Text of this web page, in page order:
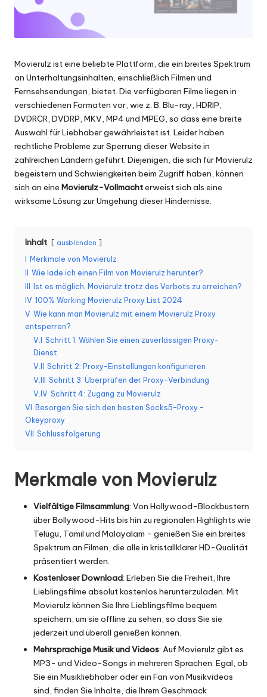
je
d
e
n
B
e
d
a
rf
[
o
st
e
nl
o
e
st
er
si
o
-
Movierulz ist eine beliebte Plattform, die ein breites Spektrum
an Unterhaltungsinhalten, einschließlich Filmen und
Fernsehsendungen, bietet. Die verfügbaren Filme liegen in
verschiedenen Formaten vor, wie z. B. Blu-ray, HDRIP,
DVDRCR, DVDRP, MKV, MP4 und MPEG, so dass eine breite
Auswahl für Liebhaber gewährleistet ist. Leider haben
rechtliche Probleme zur Sperrung dieser Website in
zahlreichen Ländern geführt. Diejenigen, die sich für Movierulz
begeistern und Schwierigkeiten beim Zugriff haben, können
sich an eine Movierulz-Vollmachterweist sich als eine
wirksame Lösung zur Umgehung dieser Hindernisse.
Inhalt ausblenden
Merkmale von Movierulz
Wie lade ich einen Film von Movierulz herunter?
Ist es möglich, Movierulz trotz des Verbots zu erreichen?
IV 100% Working Movierulz Proxy List 2024
V Wie kann man Movierulz mit einem Movierulz Proxy
entsperren?
V.I Schritt 1: Wählen Sie einen zuverlässigen Proxy-
Dienst
V.II
Schritt 2: Proxy-Einstellungen konfigurieren
V.III
Schritt 3: Überprüfen der Proxy-Verbindung
V.IV Schritt 4: Zugang zu Movierulz
VI
Besorgen Sie sich den besten Socks5-Proxy -
Okeyproxy
VII
Schlussfolgerung
Merkmale von Movierulz
Vielfältige Filmsammlung: Von Hollywood-Blockbustern
über Bollywood-Hits bis hin zu regionalen Highlights wie
Telugu, Tamil und Malayalam - genießen Sie ein breites
Spektrum an Filmen, die alle in kristallklarer HD-Qualität
präsentiert werden.
Kostenloser Download: Erleben Sie die Freiheit, Ihre
Lieblingsfilme absolut kostenlos herunterzuladen. Mit
Movierulz können Sie Ihre Lieblingsfilme bequem
speichern, um sie offline zu sehen, so dass Sie sie
jederzeit und überall genießen können.
Mehrsprachige Musik und Videos: Auf Movierulz gibt es
MP3- und Video-Songs in mehreren Sprachen. Egal, ob
Sie ein Musikliebhaber oder ein Fan von Musikvideos
sind, finden Sie Inhalte, die Ihrem Geschmack